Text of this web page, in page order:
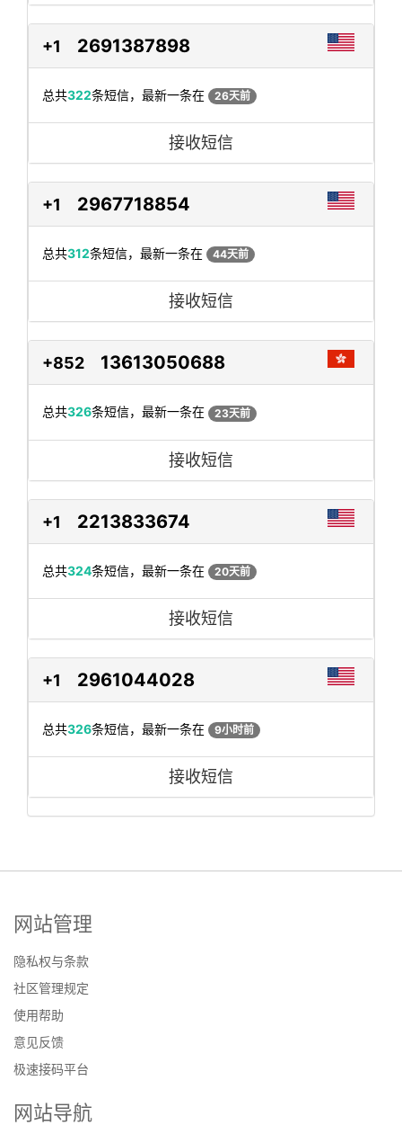
+1 2691387898
总共322条短信，最新一条在 26天前
接收短信
+1 2967718854
总共312条短信，最新一条在 44天前
接收短信
+852 13613050688
总共326条短信，最新一条在 23天前
接收短信
+1 2213833674
总共324条短信，最新一条在 20天前
接收短信
+1 2961044028
总共326条短信，最新一条在 9小时前
接收短信
网站管理
隐私权与条款
社区管理规定
使用帮助
意见反馈
极速接码平台
网站导航